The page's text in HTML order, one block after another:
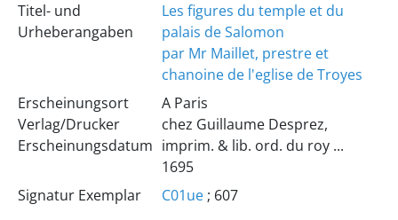
Titel- und
Urheberangaben
Les figures du temple et du
palais de Salomon
par Mr Maillet, prestre et
chanoine de l'eglise de Troyes
Erscheinungsort
Verlag/Drucker
Erscheinungsdatum
A Paris
chez Guillaume Desprez,
imprim. & lib. ord. du roy ...
1695
Signatur Exemplar
C01ue; 607